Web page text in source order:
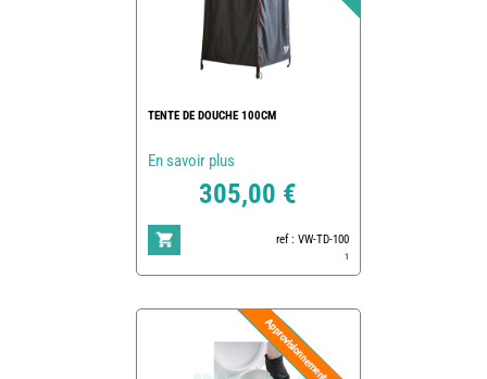
TENTE DE DOUCHE 100CM
En savoir plus
305,00 €
ref : VW-TD-100
1